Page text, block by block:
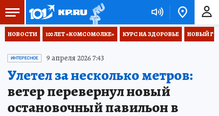
НОВОСТИ 100 ЛЕТ «КОМСОМОЛКЕ» КУРС НА ЗДОРОВЬЕ НОВЫЙ
ИНТЕРЕСНОЕ 9 апреля 2026 7:43
Улетел за несколько метров:
ветер перевернул новый
остановочный павильон в